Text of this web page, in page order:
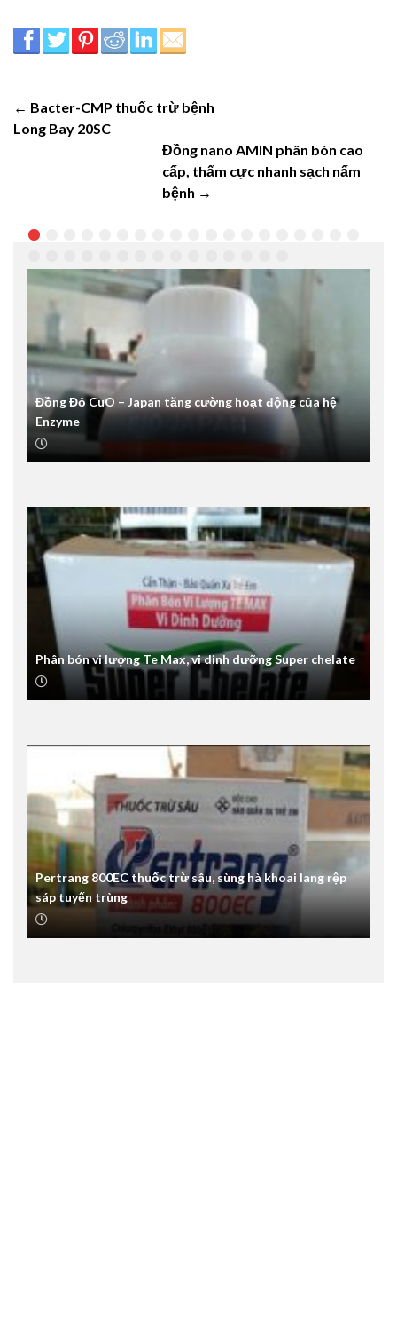
← Bacter-CMP thuốc trừ bệnh
Long Bay 20SC
Đồng nano AMIN phân bón cao
cấp, thấm cực nhanh sạch nấm
bệnh →
Đồng Đỏ CuO – Japan tăng cường hoạt động của hệ
Enzyme
Phân bón vi lượng Te Max, vi dinh dưỡng Super chelate
Pertrang 800EC thuốc trừ sâu, sùng hà khoai lang rệp
sáp tuyến trùng